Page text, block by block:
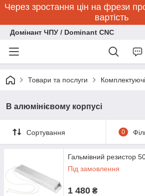
Через зростання цін на фрези
вартість
Домінант ЧПУ / Dominant CNC
Товари та послуги
В алюмінієвому корпусі
Сортування 0
Гальмівний резистор
Під замовлення
1 480 ₴